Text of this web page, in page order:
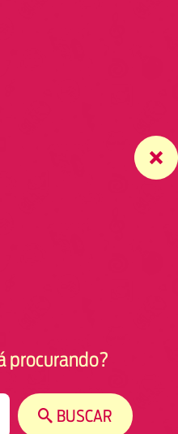
procurando?
BUSCAR